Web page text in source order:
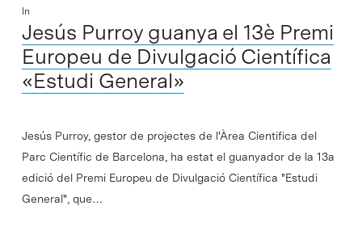
In
Jesús Purroy guanya el 13è Premi
Europeu de Divulgació Científica
«Estudi General»
Jesús Purroy, gestor de projectes de l'Àrea Cientifica del
Parc Científic de Barcelona, ha estat el guanyador de la 13a
edició del Premi Europeu de Divulgació Científica "Estudi
General", que…